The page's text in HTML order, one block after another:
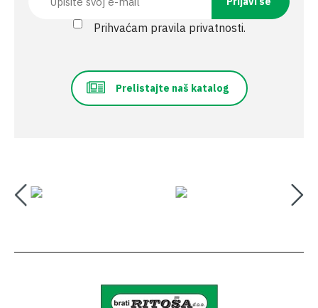
Prihvaćam pravila privatnosti.
Prelistajte naš katalog